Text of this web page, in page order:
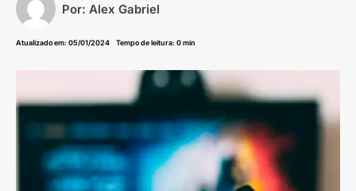
Por: Alex Gabriel
Atualizado em: 05/01/2024 Tempo de leitura: 0 min